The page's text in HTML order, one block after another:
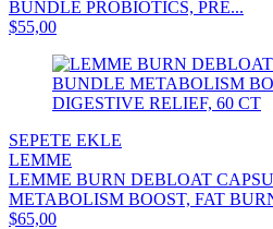
BUNDLE PROBIOTICS, PRE...
$55,00
SEPETE EKLE
LEMME
LEMME BURN DEBLOAT
METABOLISM BOOST, FAT
$65,00